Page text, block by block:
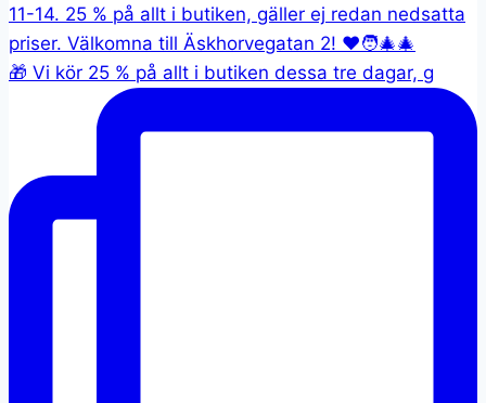
🎁 Vi kör 25 % på allt i butiken dessa tre dagar, g